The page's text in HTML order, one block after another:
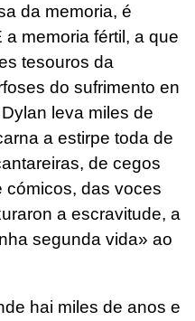
da memoria, é
memoria fértil, a que
tesouros da
do sufrimento en
leva miles de
a estirpe toda de
de cegos
cómicos, das voces
a escravitude, a
segunda vida» ao
hai miles de anos e